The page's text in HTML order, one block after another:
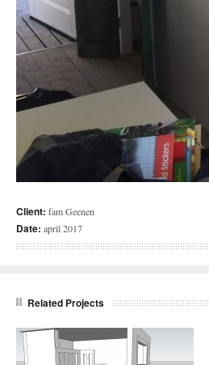
Client: fam Geenen
Date: april 2017
Related Projects